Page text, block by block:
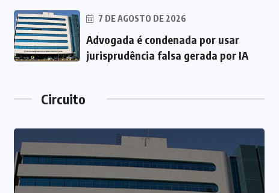
7 DE AGOSTO DE 2026
Advogada é condenada por usar
jurisprudência falsa gerada por IA
Circuito